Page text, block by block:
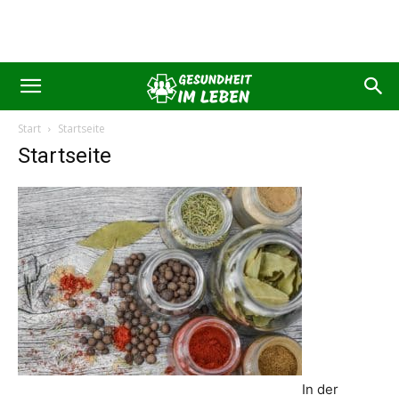
Start Startseite
Startseite
In der